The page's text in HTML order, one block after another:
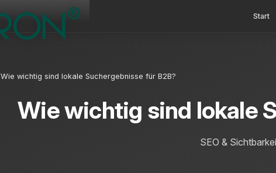
Start
Wie wichtig sind lokale Suchergebnisse für B2B?
Wie wichtig sind lokale
SEO &